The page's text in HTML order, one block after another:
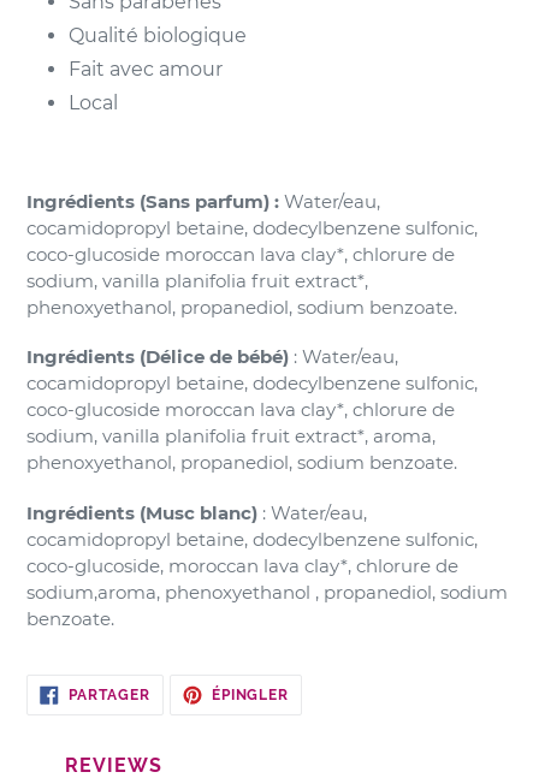
Qualité biologique
Fait avec amour
Local
Ingrédients (Sans parfum) : Water/eau,
cocamidopropyl betaine, dodecylbenzene sulfonic,
coco-glucoside moroccan lava clay*, chlorure de
sodium, vanilla planifolia fruit extract*,
phenoxyethanol, propanediol, sodium benzoate.
Ingrédients (Délice de bébé) : Water/eau,
cocamidopropyl betaine, dodecylbenzene sulfonic,
coco-glucoside moroccan lava clay*, chlorure de
sodium, vanilla planifolia fruit extract*, aroma,
phenoxyethanol, propanediol, sodium benzoate.
Ingrédients (Musc blanc) : Water/eau,
cocamidopropyl betaine, dodecylbenzene sulfonic,
coco-glucoside, moroccan lava clay*, chlorure de
sodium,aroma, phenoxyethanol , propanediol, sodium
benzoate.
PARTAGERPARTAGER
SUR
ÉPINGLER
REVIEWS